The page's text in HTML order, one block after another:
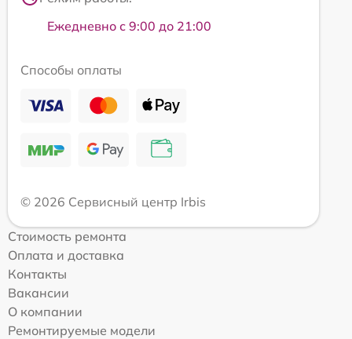
Ежедневно с 9:00 до 21:00
Способы оплаты
© 2026 Сервисный центр Irbis
Стоимость ремонта
Оплата и доставка
Контакты
Вакансии
О компании
Ремонтируемые модели